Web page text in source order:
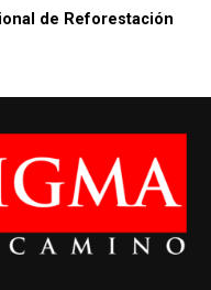
de Reforestación